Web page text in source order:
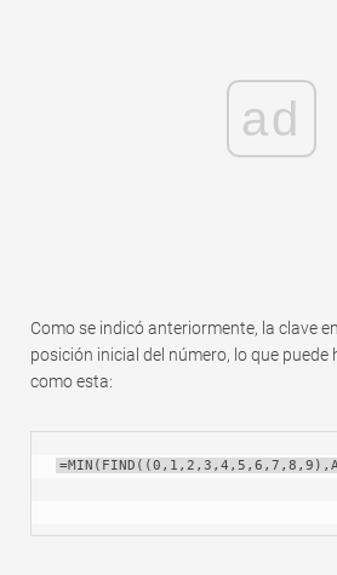
ad
Como se indicó anteriormente, la clave
posición inicial del número, lo que
como esta: